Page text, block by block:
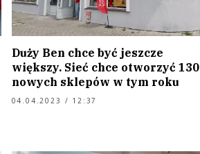
Duży Ben chce być jeszcze
większy. Sieć chce otworzyć 130
nowych sklepów w tym roku
04.04.2023 / 12:37